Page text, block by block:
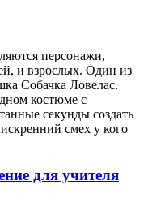
персонажи,
и взрослых. Один из
Собачка Ловелас.
костюме с
секунды создать
смех у кого
для учителя